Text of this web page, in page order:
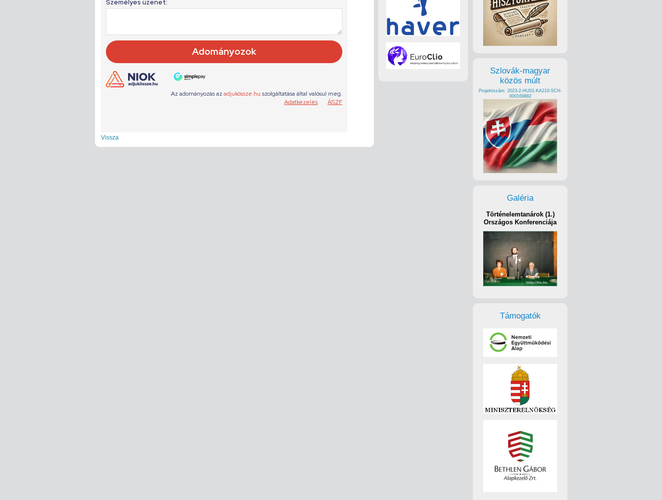
Vissza
Szlovák-magyar
közös múlt
Projektszám: 2023-2-HU01-KA210-SCH-
000169882
Galéria
Történelemtanárok (1.)
Országos Konferenciája
Támogatók